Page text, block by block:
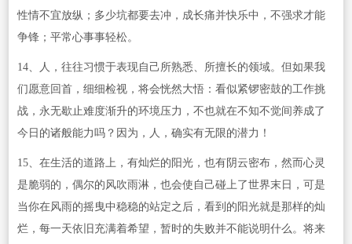
性情不宜放纵；多少坑都要去冲，成长痛并快乐中，不强求才能
争锋；平常心事事轻松。
14、人，往往习惯于表现自己所熟悉、所擅长的领域。但如果我
们愿意回首，细细检视，将会恍然大悟：看似紧锣密鼓的工作挑
战，永无歇止难度渐升的环境压力，不也就在不知不觉间养成了
今日的诸般能力吗？因为，人，确实有无限的潜力！
15、在生活的道路上，有灿烂的阳光，也有阴云密布，然而心灵
是脆弱的，偶尔的风吹雨淋，也会使自己碰上了世界末日，可是
当你在风雨的摇曳中稳稳的站定之后，看到的阳光就是那样的灿
烂，每一天依旧充满着希望，暂时的失败并不能说明什么。将来